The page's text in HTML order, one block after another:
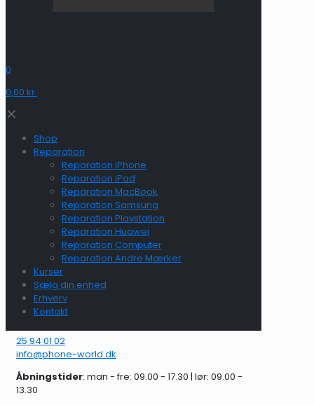
0
0,00 kr.
✕
Shop
Reparation
Reparation iPhone
Reparation iPad
Reparation MacBook
Reparation Samsung
Reparation Playstation
Reparation Huawei
Reparation Computer
Reparation Andre Mærker
Kurser
Sælg din enhed
Erhverv
Kontakt
25 94 01 02
info@phone-world.dk
Åbningstider: man - fre: 09.00 - 17.30 | lør: 09.00 -
13.30